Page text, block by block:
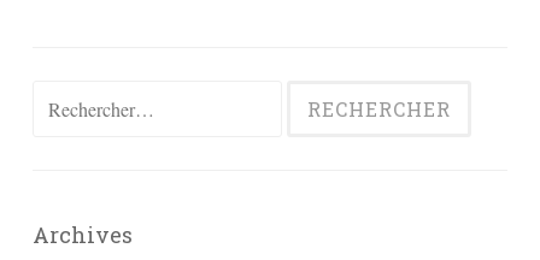
Rechercher :
Archives